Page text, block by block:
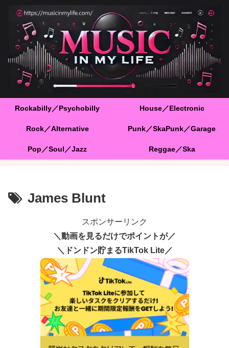
Rockabilly／Psychobilly House／Electronic
Rock／Alternative Punk／SkaPunk／Garage
Pop／Soul／Jazz Reggae／Ska
James Blunt
スポンサーリンク
＼動画を見るだけでポイントが／
＼ドンドン貯まるTikTok Lite／